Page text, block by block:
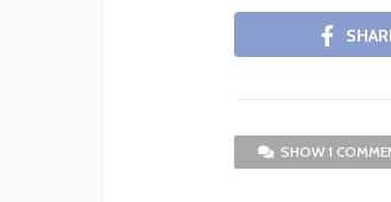
SHOW 1